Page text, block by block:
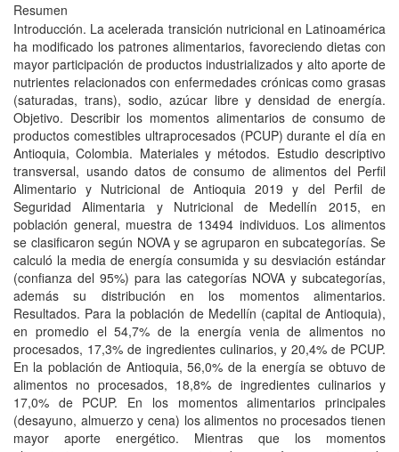
Resumen
Introducción. La acelerada transición nutricional en Latinoamérica
ha modificado los patrones alimentarios, favoreciendo dietas con
mayor participación de productos industrializados y alto aporte de
nutrientes relacionados con enfermedades crónicas como grasas
(saturadas, trans), sodio, azúcar libre y densidad de energía.
Objetivo. Describir los momentos alimentarios de consumo de
productos comestibles ultraprocesados (PCUP) durante el día en
Antioquia, Colombia. Materiales y métodos. Estudio descriptivo
transversal, usando datos de consumo de alimentos del Perfil
Alimentario y Nutricional de Antioquia 2019 y del Perfil de
Seguridad Alimentaria y Nutricional de Medellín 2015, en
población general, muestra de 13494 individuos. Los alimentos
se clasificaron según NOVA y se agruparon en subcategorías. Se
calculó la media de energía consumida y su desviación estándar
(confianza del 95%) para las categorías NOVA y subcategorías,
además su distribución en los momentos alimentarios.
Resultados. Para la población de Medellín (capital de Antioquia),
en promedio el 54,7% de la energía venia de alimentos no
procesados, 17,3% de ingredientes culinarios, y 20,4% de PCUP.
En la población de Antioquia, 56,0% de la energía se obtuvo de
alimentos no procesados, 18,8% de ingredientes culinarios y
17,0% de PCUP. En los momentos alimentarios principales
(desayuno, almuerzo y cena) los alimentos no procesados tienen
mayor aporte energético. Mientras que los momentos